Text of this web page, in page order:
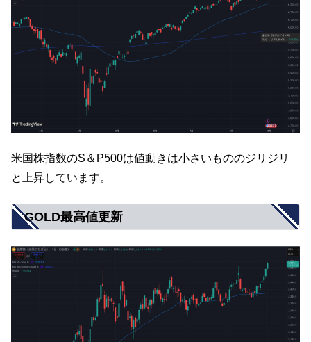
米国株指数のS＆P500は値動きは小さいもののジリジリ
と上昇しています。
GOLD最高値更新